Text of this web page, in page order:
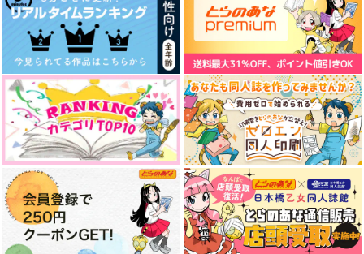
愛とかいろいろあるところ あなたは俺の運命でしょ！！
やらしく躾けて愛してあげる－Dom
／Subユニバース－２
最狂ヤンキーが僕だけに夢中な
件！？
なんかもうあーあって感じ。2 特装
版
僕の愛しいよなさん
うたの☆プリンスさまっ♪HE
★VENSドラマCD「BLACK G
ARDEN-memento-」 cloud nine(古川 慎盤)/古川慎
「40までにしたい10のこと2」
ドラマCD特装盤 (マンガ小冊
子セット)
ドラマCD「甘くて熱くて息も
できない 4」